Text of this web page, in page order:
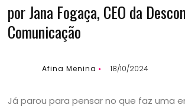
por Jana Fogaça, CEO da
Comunicação
Afina Menina 18/10/2024
Já parou para pensar no que faz uma